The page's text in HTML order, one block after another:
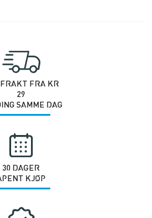
FRA KR
29
SAMME DAG
30 DAGER
KJØP